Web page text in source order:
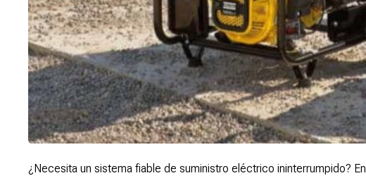
¿Necesita un sistema fiable de suministro eléctrico ininterrumpido? En